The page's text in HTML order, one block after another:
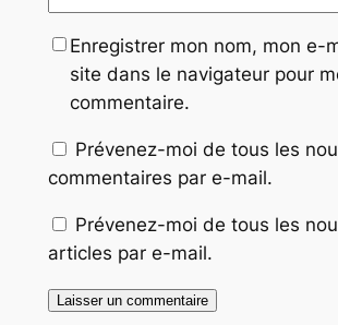
Enregistrer mon nom, mon e-
site dans le navigateur pour
commentaire.
Prévenez-moi de tous les
commentaires par e-mail.
Prévenez-moi de tous les
articles par e-mail.